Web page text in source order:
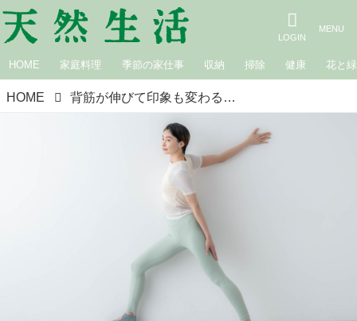
HOME 家庭料理 季節の家仕事 収納 掃除 健康 花と緑
HOME 背筋が伸びて印象も変わる！「猫背・巻き肩」改善ストレッチ。気づくと背中が丸まってない？壁があればできる簡単ケア｜ほどほどピラティス／ピラティストレーナー・原裕美子さん